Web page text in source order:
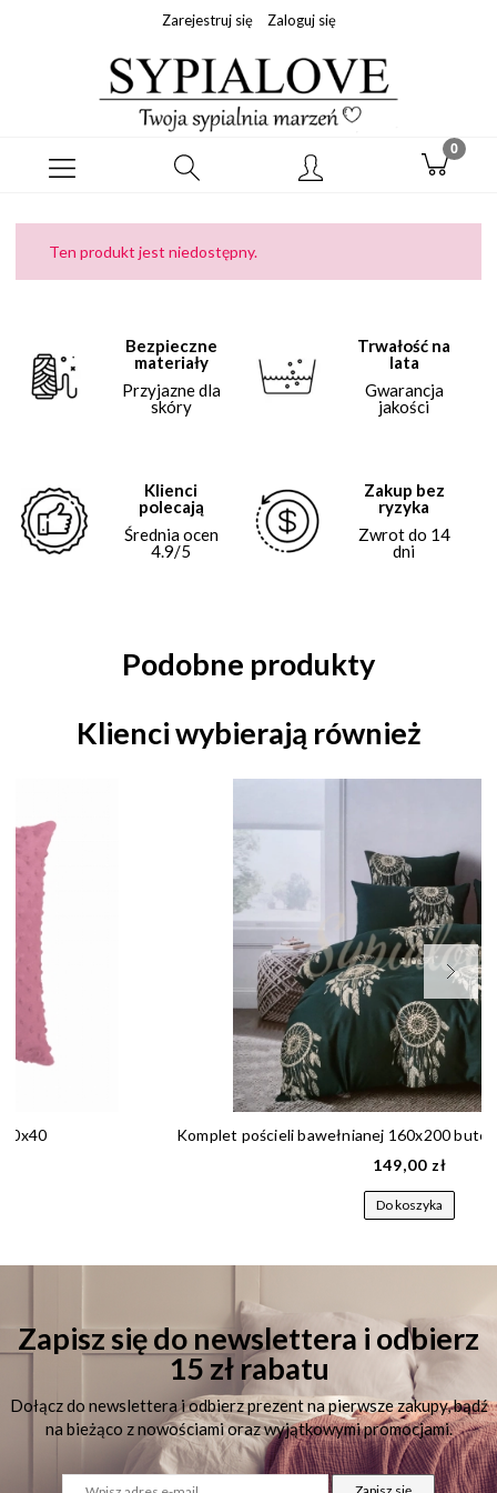
Zarejestruj się Zaloguj się
Ten produkt jest niedostępny.
Bezpieczne
materiały
Przyjazne dla
skóry
Trwałość na
lata
Gwarancja
jakości
Klienci
polecają
Średnia ocen
4.9/5
Zakup bez
ryzyka
Zwrot do 14
dni
Podobne produkty
Klienci wybierają również
Zapisz się do newslettera i odbierz
15 zł rabatu
Dołącz do newslettera i odbierz prezent na pierwsze zakupy, bądź
na bieżąco z nowościami oraz wyjątkowymi promocjami.